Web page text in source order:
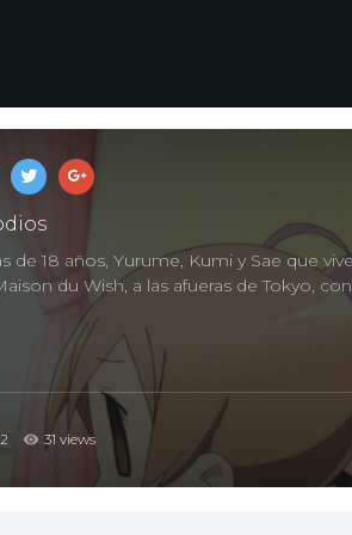
de 18 años, Yurume, Kumi y Sae que
du Wish, a las afueras de Tokyo,
31 views